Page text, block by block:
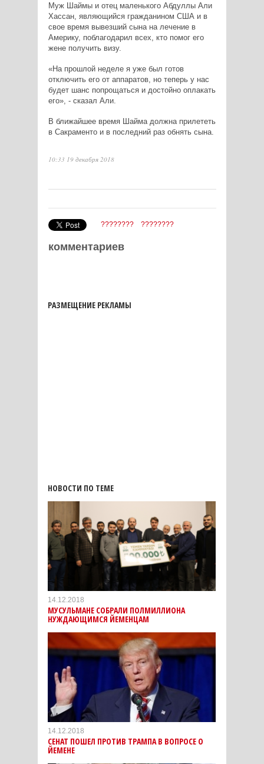
Муж Шаймы и отец маленького Абдуллы Али
Хассан, являющийся гражданином США и в
свое время вывезший сына на лечение в
Америку, поблагодарил всех, кто помог его
жене получить визу.
«На прошлой неделе я уже был готов
отключить его от аппаратов, но теперь у нас
будет шанс попрощаться и достойно оплакать
его», - сказал Али.
В ближайшее время Шайма должна прилететь
в Сакраменто и в последний раз обнять сына.
10:33 19 декабря 2018
???????? ????????
комментариев
РАЗМЕЩЕНИЕ РЕКЛАМЫ
НОВОСТИ ПО ТЕМЕ
14.12.2018
МУСУЛЬМАНЕ СОБРАЛИ ПОЛМИЛЛИОНА
НУЖДАЮЩИМСЯ ЙЕМЕНЦАМ
14.12.2018
СЕНАТ ПОШЕЛ ПРОТИВ ТРАМПА В ВОПРОСЕ О
ЙЕМЕНЕ